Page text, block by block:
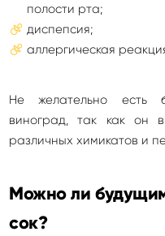
полости рта;
диспепсия;
аллергическая
Не желательно есть
виноград, так как он
различных химикатов и
Можно ли
сок?